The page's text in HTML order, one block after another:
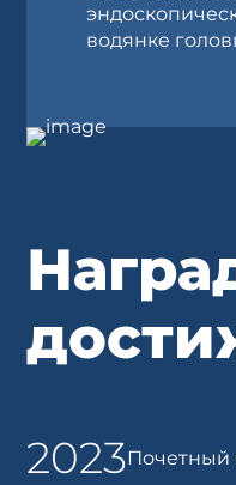
водянке
2023Почетный